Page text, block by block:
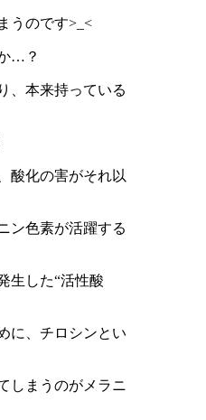
うのです>_<
…？
、本来持っている
酸化の害がそれ以
ン色素が活躍する
生した“活性酸
に、チロシンとい
しまうのがメラニ